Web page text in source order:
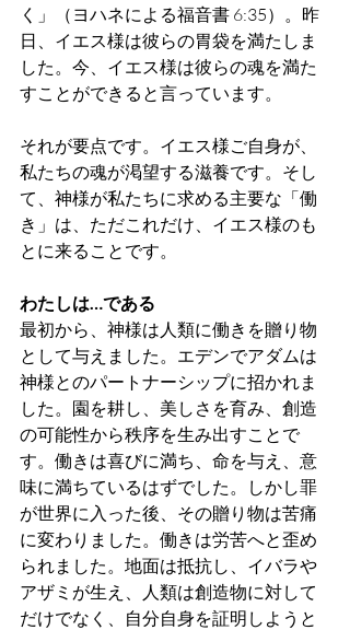
く」（ヨハネによる福音書 6:35）。昨
日、イエス様は彼らの胃袋を満たしま
した。今、イエス様は彼らの魂を満た
すことができると言っています。
それが要点です。イエス様ご自身が、
私たちの魂が渇望する滋養です。そし
て、神様が私たちに求める主要な「働
き」は、ただこれだけ、イエス様のも
とに来ることです。
わたしは…である
最初から、神様は人類に働きを贈り物
として与えました。エデンでアダムは
神様とのパートナーシップに招かれま
した。園を耕し、美しさを育み、創造
の可能性から秩序を生み出すことで
す。働きは喜びに満ち、命を与え、意
味に満ちているはずでした。しかし罪
が世界に入った後、その贈り物は苦痛
に変わりました。働きは労苦へと歪め
られました。地面は抵抗し、イバラや
アザミが生え、人類は創造物に対して
だけでなく、自分自身を証明しようと